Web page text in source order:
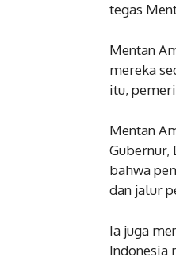
tegas
Mentan
mereka
itu,
Mentan
Gubernur,
bahwa
dan jalur
Ia juga
Indonesia